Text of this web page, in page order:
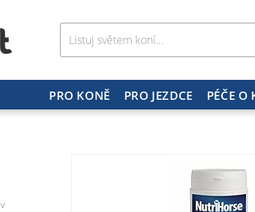
PRO KONĚ PRO JEZDCE PÉČE O
v